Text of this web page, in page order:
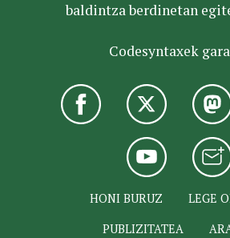
baldintza berdinetan
Codesyntaxek
HONI BURUZ
LEGE
PUBLIZITATEA